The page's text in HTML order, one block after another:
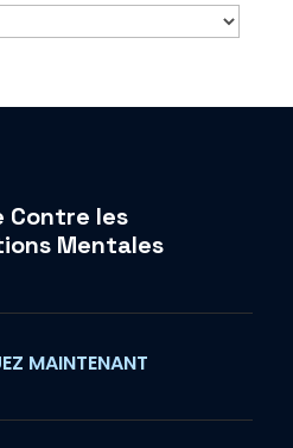
Contre les
Mentales
MAINTENANT